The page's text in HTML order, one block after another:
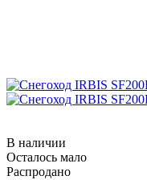
В наличии
Осталось мало
Распродано